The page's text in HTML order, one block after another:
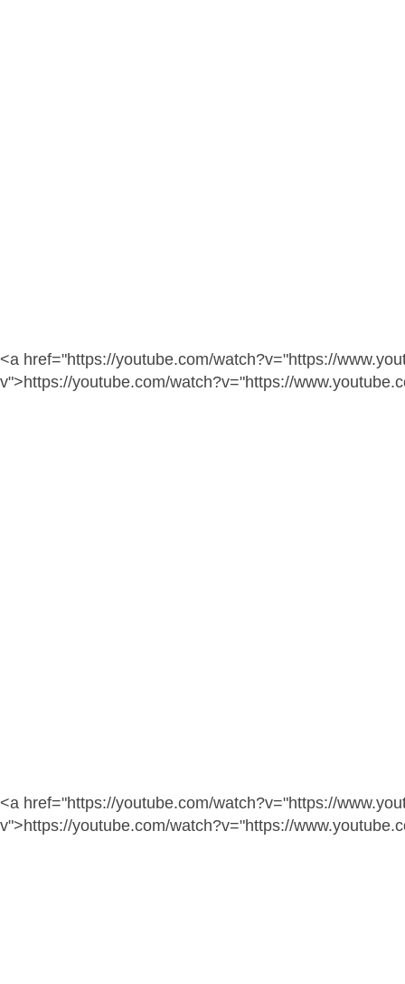
<a href="https://youtube.com/watch?v="https://
v">https://youtube.com/watch?v="https://
<a href="https://youtube.com/watch?v="https://
v">https://youtube.com/watch?v="https://